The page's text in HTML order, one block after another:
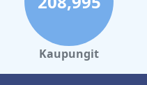
Kaupungit